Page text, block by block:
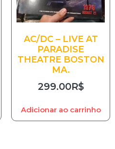
AC/DC – LIVE AT
PARADISE
THEATRE BOSTON
MA.
299.00R$
Adicionar ao carrinho